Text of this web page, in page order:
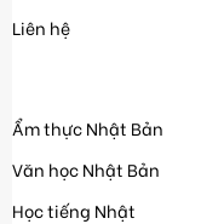
Liên hệ
Ẩm thực Nhật Bản
Văn học Nhật Bản
Học tiếng Nhật